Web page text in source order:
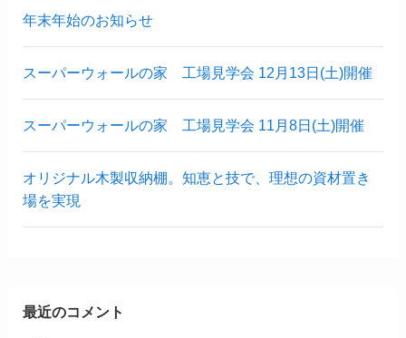
年末年始のお知らせ
スーパーウォールの家 工場見学会 12月13日(土)開催
スーパーウォールの家 工場見学会 11月8日(土)開催
オリジナル木製収納棚。知恵と技で、理想の資材置き
場を実現
最近のコメント